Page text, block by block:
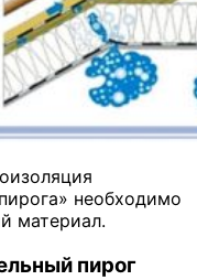
необходимо
материал.
пирог